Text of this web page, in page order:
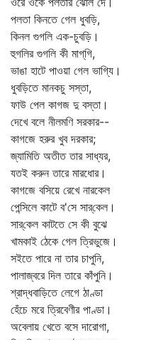
পলতা কিনতে গেল ধুবড়ি,
কিনল গুগলি এক-চুবড়ি।
হুগলির গুগলি কী মাগ্‌গি,
ভাঙা হাটে পাওয়া গেল ভাগ্যি।
ধুবড়িতে মানকচু সস্তা,
ফাউ পেল কাগজ দু বস্তা।
দেখে বলে নীলমণি সরকার--
কাগজে হরুর খুব দরকার;
জ্যামিতি অতীত তার সাধ্যর,
যতই করুন তারে মারধোর।
কাগজে বসিয়ে রেখে নারকেল
পেন্সিলে কাটে ব'সে সার্‌কেল।
সার্‌কেল কাটতে সে কী বুঝে
খামকাই ঠেকে গেল ত্রিভুজে।
সইতে পারে না তার চাপুনি,
পালাজ্বরে দিল তারে কাঁপুনি।
শ্রাদ্ধবাড়িতে লেগে ঠাণ্ডা
হেঁচে মরে ত্রিবেণীর পাণ্ডা।
অবেলায় খেতে বসে দারোগা,